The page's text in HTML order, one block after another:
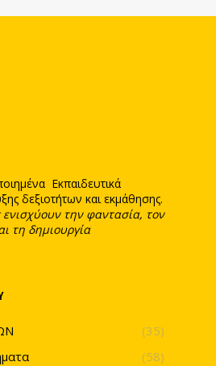
Εκπαιδευτικά
δεξιοτήτων και εκμάθησης.
ενισχύουν την φαντασία, τον
τη δημιουργία
(35)
(58)